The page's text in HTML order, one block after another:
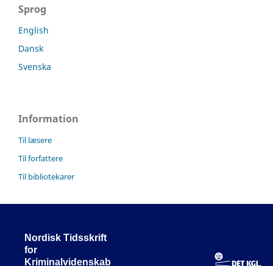
Sprog
English
Dansk
Svenska
Information
Til læsere
Til forfattere
Til bibliotekarer
Nordisk Tidsskrift
for
Kriminalvidenskab